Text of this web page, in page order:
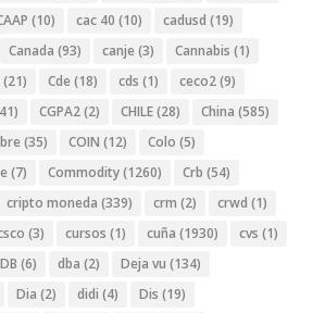
(10) cac 40 (10) cadusd (19)
Canada (93) canje (3) Cannabis (1)
(21) Cde (18) cds (1) ceco2(9)
CGPA2(2) CHILE(28) China (585)
(35) COIN (12) Colo (5)
(7) Commodity(1260) Crb (54)
cripto moneda (339) crm (2) crwd (1)
(3) cursos (1) cuña (1930) cvs (1)
DB (6) dba (2) Deja vu (134)
Dia (2) didi (4) Dis (19)